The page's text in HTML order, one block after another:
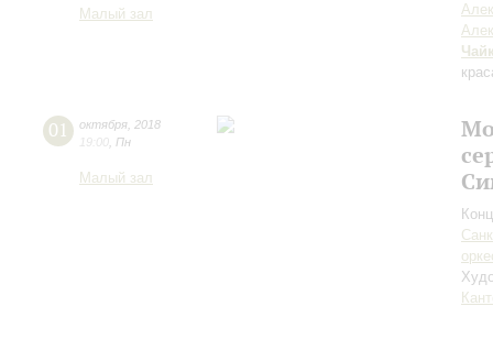
Малый зал
01 октября 2018
19:00 Пн
Малый зал